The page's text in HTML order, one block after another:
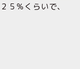
５％くらいで、